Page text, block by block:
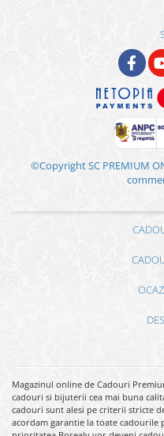
©Copyright SC PREMIUM
Magazinul online de Cadouri
cadouri si bijuterii cea mai buna
cadouri sunt alesi pe criterii stricte
acordam garantie la toate cadourile